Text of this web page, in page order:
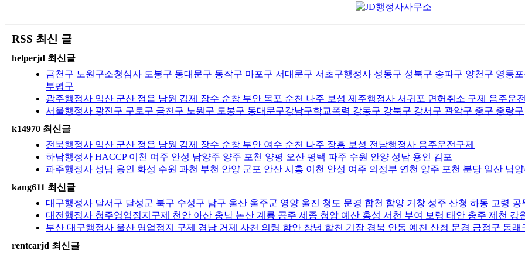
RSS 최신 글
helperjd 최신글
금천구 노원구소청심사 도봉구 동대문구 동작구 마포구 서대문구 서초구행정사 성동구 성북구 송파구 양천구 영등
부평구
광주행정사 익산 군산 정읍 남원 김제 장수 순창 부안 목포 순천 나주 보성 제주행정사 서귀포 면허취소 구제 음주운
서울행정사 광진구 구로구 금천구 노원구 도봉구 동대문구강남구학교폭력 강동구 강북구 강서구 관악구 중구 중랑구
k14970 최신글
전북행정사 익산 군산 정읍 남원 김제 장수 순창 부안 여수 순천 나주 장흥 보성 전남행정사 음주운전구제
하남행정사 HACCP 이천 여주 안성 남양주 양주 포천 양평 오산 평택 파주 수원 안양 성남 용인 김포
파주행정사 성남 용인 화성 수원 과천 부천 안양 군포 안산 시흥 이천 안성 여주 의정부 연천 양주 포천 분당 일산 남
kang611 최신글
대구행정사 달서구 달성군 북구 수성구 남구 울산 울주군 영양 울진 청도 문경 합천 함양 거창 성주 산청 하동 고령 공
대전행정사 청주영업정지구제 천안 아산 충남 논산 계룡 공주 세종 청양 예산 홍성 서천 부여 보령 태안 충주 제천 강
부산 대구행정사 울산 영업정지 구제 경남 거제 사천 의령 함안 창녕 합천 기장 경북 안동 예천 산청 문경 금정구 동래
rentcarjd 최신글